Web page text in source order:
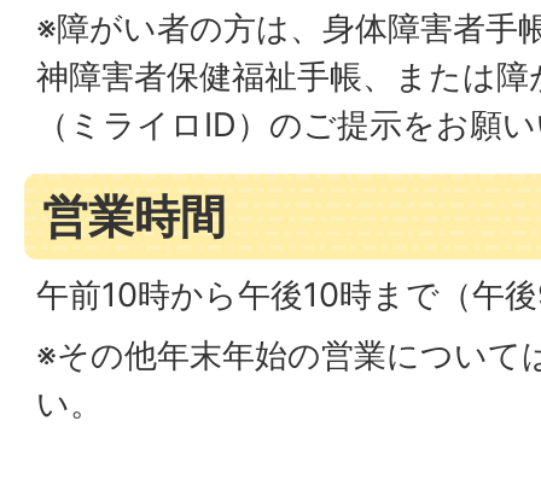
※障がい者の方は、身体障害者手
神障害者保健福祉手帳、または
（ミライロID）のご提示をお願
営業時間
午前10時から午後10時まで（午
※その他年末年始の営業について
い。